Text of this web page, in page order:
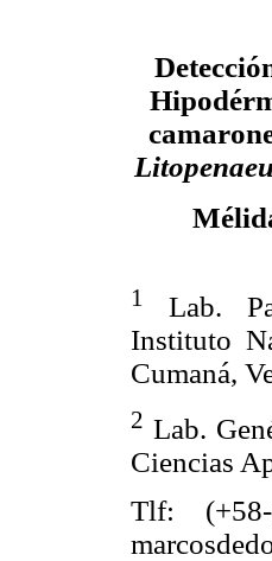
1
Lab.
Instituto
Cumaná,
2 Lab.
Ciencias
Tlf: